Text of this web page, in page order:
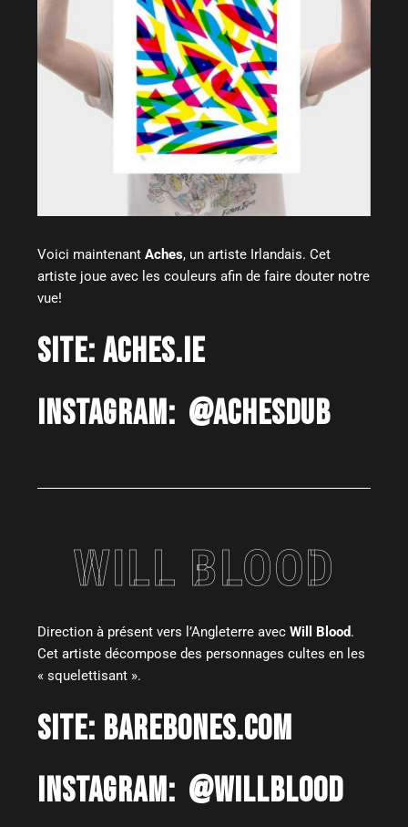
Voici maintenantAches, un artiste Irlandais. Cet
artiste joue avec les couleurs afin de faire douter notre
vue!
SITE: ACHES.IE
INSTAGRAM: @ACHESDUB
WILL BLOOD
Direction à présent vers l’Angleterre avecWill Blood.
Cet artiste décompose des personnages cultes en les
« squelettisant ».
SITE: BAREBONES.COM
INSTAGRAM: @WILLBLOOD